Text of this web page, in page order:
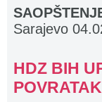
Sarajevo
HDZ BIH